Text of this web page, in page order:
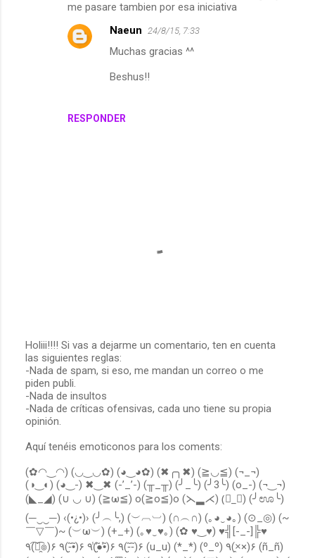
me pasare tambien por esa iniciativa
RESPONDER
Naeun 24/8/15, 7:33
Muchas gracias ^^
Beshus!!
P
u
b
l
i
c
r
n
c
o
m
e
t
Holiii!!!! Si vas a dejarme un comentario, ten en cuenta
las siguientes reglas:
-Nada de spam, si eso, me mandan un correo o me
piden publi.
-Nada de insultos
-Nada de críticas ofensivas, cada uno tiene su propia
opinión.
Aquí tenéis emoticonos para los coments:
(✿◠‿◠) (◡‿◡✿) (◕‿◕✿) (✖╭╮✖) (≧◡≦) (¬_¬)
(◑‿◐) (◕‿-) ✖‿✖ (-’_’-) (╥_╥) (╯_╰) (╯3╰) (o_-) (¬‿¬)
(◣_◢) (∪ ◡ ∪) (≧ω≦) o(≧o≦)o (⋋▂⋌) (॓_॔) (╯ಊ╰)
(─‿‿─) ‹(•¿•)› (╯︵╰,) (︶︹︺) (∩︵∩) (｡◕‿◕｡) (⊙_◎) (~
￣▽￣)~ (︶ω︶) (+_+) (｡♥‿♥｡) (✿ ♥‿♥) ♥╣[-_-]╠♥
٩(͡๏̯͡๏)۶ ٩(-̮̮̃•̃)۶ ٩(̾●̮̮̃̾•̃̾)۶ ٩(-̮̮̃-̃)۶ (u_u) (*_*) (º_º) ٩(×̯×)۶ (ñ_ñ)